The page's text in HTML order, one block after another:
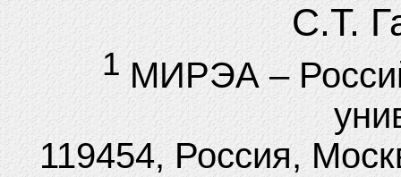
С.Т.
1МИРЭА –
119454, Россия,